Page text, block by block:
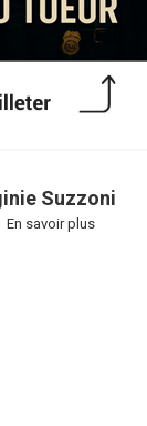
Suzzoni
En savoir plus